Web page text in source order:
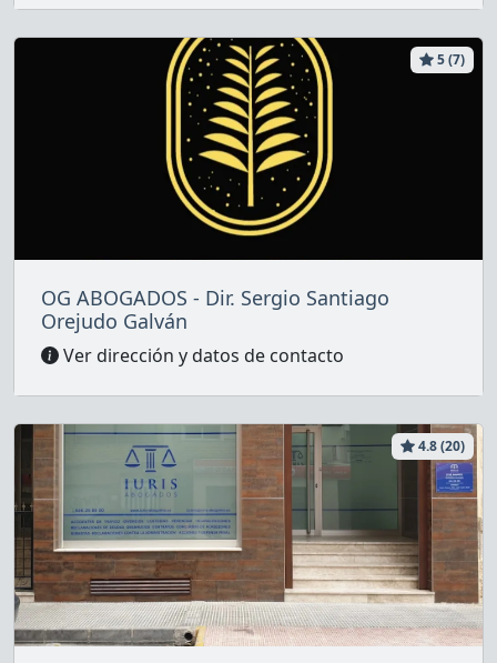
5 (7)
OG ABOGADOS - Dir. Sergio Santiago
Orejudo Galván
Ver dirección y datos de contacto
4.8 (20)